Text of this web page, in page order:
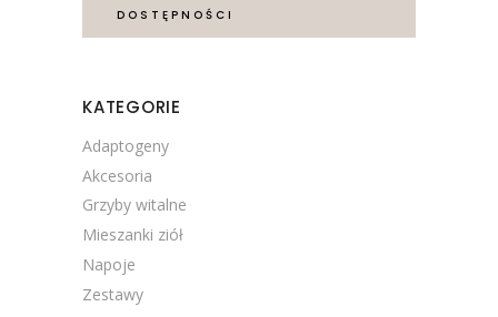
DOSTĘPNOŚCI
KATEGORIE
Adaptogeny
Akcesoria
Grzyby witalne
Mieszanki ziół
Napoje
Zestawy